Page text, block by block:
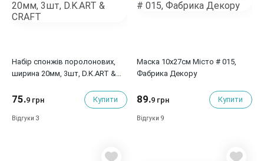
Набір спонжів поролонових,
ширина 20мм, 3шт, D.K.ART &
75.9 грн Купити
Відгуки 3
Маска 10х27см Місто # 015,
Фабрика Декору
89.9 грн Купити
Відгуки 9